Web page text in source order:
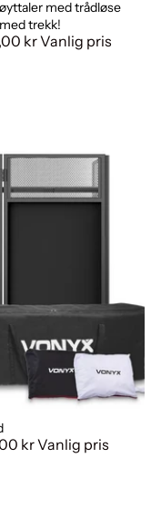
med trådløse
trekk!
krVanlig pris
krVanlig pris